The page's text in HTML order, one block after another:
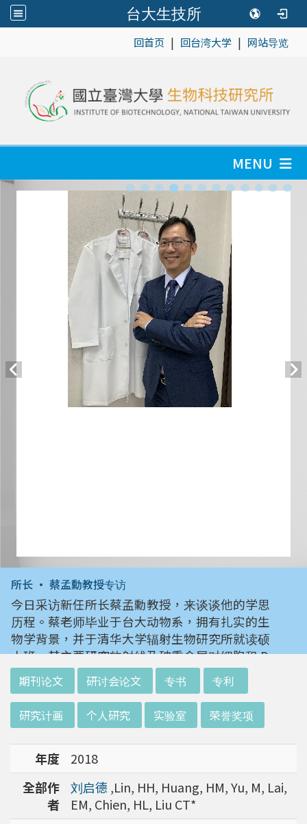
台大生技所
回首页 | 回台湾大学 | 网站导览
MENU
所长 • 蔡孟勳教授专访
今日采访新任所长蔡孟勳教授，来谈谈他的学思
历程。蔡老师毕业于台大动物系，拥有扎实的生
物学背景，并于清华大学辐射生物研究所就读硕
士班。其主要研究放射线及砷重金属对细胞和 D
NA 的伤害及细胞表型的改变。就读阳明大学博
士班时，选定研究长期暴露于低剂量辐射钢筋下
对人体的影响，并比较其他国家高剂量暴露下的
不同影响。在美国国家卫生研究院从事博士后研
究时，开始了以微阵列技术探讨致癌物质，如重
金属以及辐射线等对肿瘤细胞的影响，同时有效
率分析以及整合生物芯片所产出之大数据。蔡老
师于1996年回到台湾大学任教后，继续以生物
芯片搭配生物资讯等为工具，开发专一性生物指
专任教师 • 陈仁治老师专访
今天采访的对象是台大生物科技研究所──陈仁
治副教授，他主要投身于分子生物、生物能源及
植物防御相关研究。老师的目标是能了解废水中
的细菌对微藻生长的影响与筛选出能帮助微藻生
长的细菌，若能成功或能提供未来废水处理与微
藻培养的新选择。
我们所了解到的仁治老师，是一个富含好奇心。
对生活及生命各种现象产生兴趣，并享受解谜过
程的人。他也曾经转换跑道，研究动物科学。但
最终在漫漫研究路上，透过多方探索还是回到他
最喜欢的植物学科上。老师借由他的经验告诉我
们，去尝试不同的东西及尝试不同的方法，也许
期刊论文 研讨会论文 专书 专利
研究计画 个人研究 实验室 荣誉奖项
年度
2018
全部作
者
刘启德 ,Lin, HH, Huang, HM, Yu, M, Lai,
EM, Chien, HL, Liu CT*